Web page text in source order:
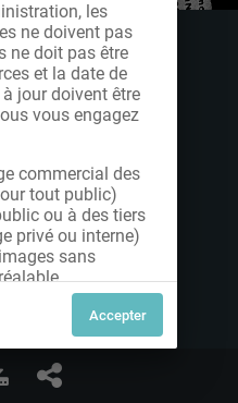
les
ne doivent pas
ne doit pas être
et la date de
jour doivent être
vous engagez
commercial des
tout public)
ou à des tiers
privé ou interne)
sans
nous vous invitons
de solliciter le type
celles
acquitter